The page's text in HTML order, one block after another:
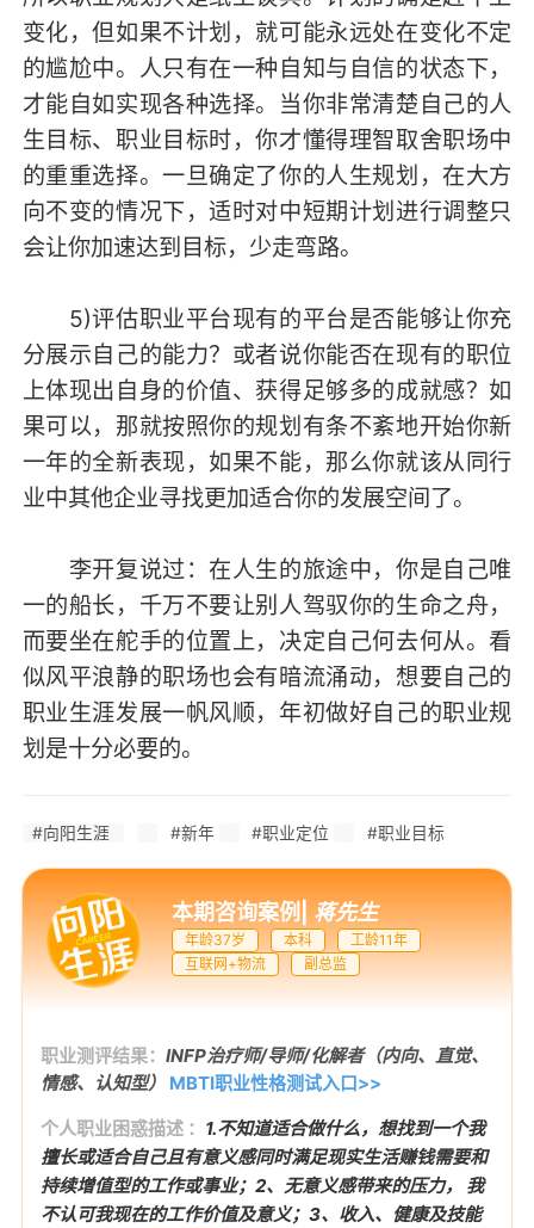
变化，但如果不计划，就可能永远处在变化不定
的尴尬中。人只有在一种自知与自信的状态下，
才能自如实现各种选择。当你非常清楚自己的人
生目标、职业目标时，你才懂得理智取舍职场中
的重重选择。一旦确定了你的人生规划，在大方
向不变的情况下，适时对中短期计划进行调整只
会让你加速达到目标，少走弯路。
5)评估职业平台现有的平台是否能够让你充
分展示自己的能力？或者说你能否在现有的职位
上体现出自身的价值、获得足够多的成就感？如
果可以，那就按照你的规划有条不紊地开始你新
一年的全新表现，如果不能，那么你就该从同行
业中其他企业寻找更加适合你的发展空间了。
李开复说过：在人生的旅途中，你是自己唯
一的船长，千万不要让别人驾驭你的生命之舟，
而要坐在舵手的位置上，决定自己何去何从。看
似风平浪静的职场也会有暗流涌动，想要自己的
职业生涯发展一帆风顺，年初做好自己的职业规
划是十分必要的。
#向阳生涯 #新年 #职业定位 #职业目标
本期咨询案例|蒋先生
年龄37岁 本科
工龄11年
互联网+物流
副总监
职业测评结果： INFP治疗师/导师/化解者（内向、直觉、
情感、认知型）
MBTI职业性格测试入口>>
个人职业困惑描述 ： 1.不知道适合做什么，想找到一个我
擅长或适合自己且有意义感同时满足现实生活赚钱需要和
持续增值型的工作或事业；2、无意义感带来的压力， 我
不认可我现在的工作价值及意义；3、收入、健康及技能